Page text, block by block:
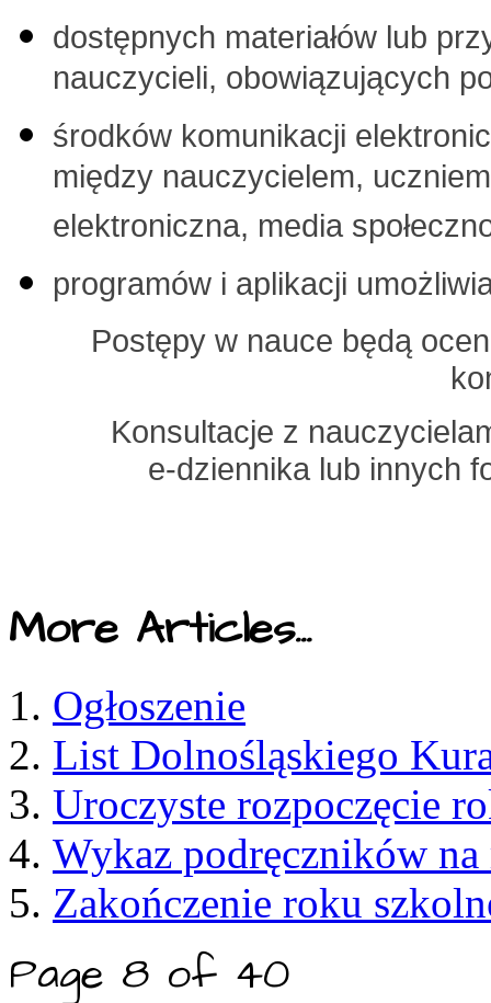
dostępnych materiałów lub
nauczycieli, obowiązujących
środków komunikacji
między nauczycielem,
elektroniczna, media
programów i aplikacji
Postępy w nauce będą
Konsultacje z
e-dziennika lub innych
More Articles...
Ogłoszenie
List Dolnośląskiego
Uroczyste rozpoczęcie
Wykaz podręczników
Zakończenie roku
Page 8 of 40